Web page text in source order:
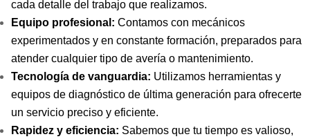
cada detalle del trabajo que realizamos.
Equipo profesional: Contamos con mecánicos
experimentados y en constante formación, preparados para
atender cualquier tipo de avería o mantenimiento.
Tecnología de vanguardia: Utilizamos herramientas y
equipos de diagnóstico de última generación para ofrecerte
un servicio preciso y eficiente.
Rapidez y eficiencia: Sabemos que tu tiempo es valioso,